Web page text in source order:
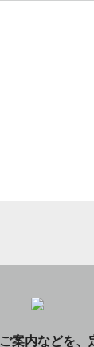
案内などを、